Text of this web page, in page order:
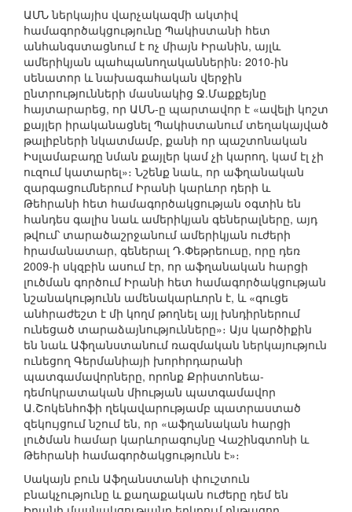
ԱՄՆ ներկայիս վարչակազմի ակտիվ
համագործակցությունը Պակիստանի հետ
անհանգստացնում է ոչ միայն Իրանին, այլև
ամերիկյան պահպանողականներին։ 2010-ին
սենատոր և նախագահական վերջին
ընտրությունների մասնակից Ջ.Մաքքեյնը
հայտարարեց, որ ԱՄՆ-ը պարտավոր է «ավելի կոշտ
քայլեր իրականացնել Պակիստանում տեղակայված
թալիբների նկատմամբ, քանի որ պաշտոնական
Իսլամաբադը նման քայլեր կամ չի կարող, կամ էլ չի
ուզում կատարել»։ Նշենք նաև, որ աֆղանական
զարգացումներում Իրանի կարևոր դերի և
Թեհրանի հետ համագործակցության օգտին են
հանդես գալիս նաև ամերիկյան գեներալները, այդ
թվում՝ տարածաշրջանում ամերիկյան ուժերի
հրամանատար, գեներալ Դ.Փեթրեուսը, որը դեռ
2009-ի սկզբին ասում էր, որ աֆղանական հարցի
լուծման գործում Իրանի հետ համագործակցության
նշանակությունն ամենակարևորն է, և «գուցե
անհրաժեշտ է մի կողմ թողնել այլ խնդիրներում
ունեցած տարաձայնությունները»։ Այս կարծիքին
են նաև Աֆղանստանում ռազմական ներկայություն
ունեցող Գերմանիայի խորհրդարանի
պատգամավորները, որոնք Քրիստոնեա-
դեմոկրատական միության պատգամավոր
Ա.Շոկենհոֆի ղեկավարությամբ պատրաստած
զեկույցում նշում են, որ «աֆղանական հարցի
լուծման համար կարևորագույնը Վաշինգտոնի և
Թեհրանի համագործակցությունն է»։
Սակայն բուն Աֆղանստանի փուշտուն
բնակչությունը և քաղաքական ուժերը դեմ են